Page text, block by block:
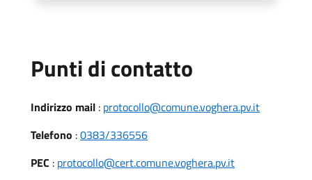
Punti di contatto
Indirizzo mail : protocollo@comune.voghera.pv.it
Telefono :0383/336556
PEC : protocollo@cert.comune.voghera.pv.it